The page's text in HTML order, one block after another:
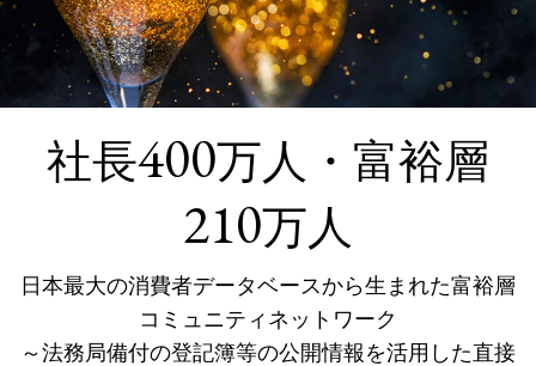
社長400万人・富裕層
210万人
日本最大の消費者データベースから生まれた富裕層
コミュニティネットワーク
～法務局備付の登記簿等の公開情報を活用した直接